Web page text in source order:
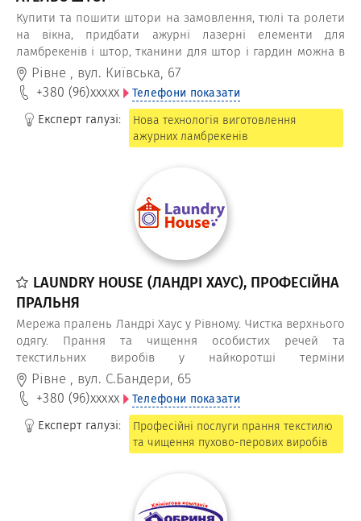
Купити та пошити штори на замовлення, тюлі та ролети
на вікна, придбати ажурні лазерні елементи для
ламбрекенів і штор, тканини для штор і гардин можна в
салоні-ательє штор Camelia Garden (Камелія Гарден)
Рівне , вул. Київська, 67
+380 (96)xxxxx Телефони показати
Експерт галузі:
Нова технологія виготовлення
ажурних ламбрекенів
LAUNDRY HOUSE (ЛАНДРІ ХАУС), ПРОФЕСІЙНА
ПРАЛЬНЯ
Мережа пралень Ландрі Хаус у Рівному. Чистка верхнього
одягу. Прання та чищення особистих речей та
текстильних виробів у найкоротші терміни
професійними безфосфатними засобами. Реставрація
пір’яних подушок із заміною напірника.
Рівне , вул. С.Бандери, 65
+380 (96)xxxxx Телефони показати
Експерт галузі:
Професійні послуги прання текстилю
та чищення пухово-перових виробів